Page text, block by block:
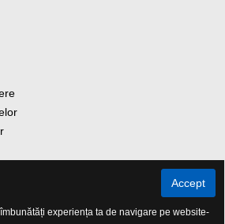
Accept
experiența ta de navigare pe website-